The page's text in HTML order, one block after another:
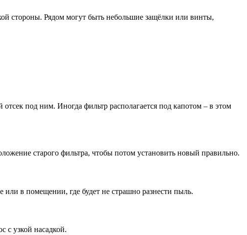
стороны. Рядом могут быть небольшие защёлки или винты,
под ним. Иногда фильтр располагается под капотом – в этом
старого фильтра, чтобы потом установить новый правильно.
или в помещении, где будет не страшно разнести пыль.
с узкой насадкой.